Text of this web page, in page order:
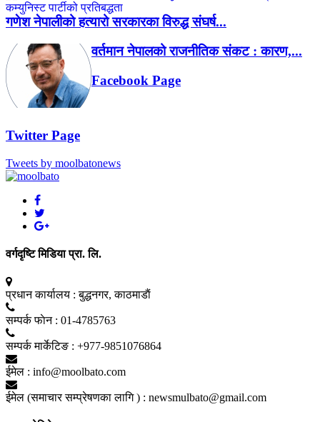
गणेश नेपालीको हत्यारो सरकारका विरुद्ध संघर्ष...
वर्तमान नेपालको राजनीतिक संकट : कारण,...
Facebook Page
Twitter Page
Tweets by moolbatonews
वर्गदृष्टि मिडिया प्रा. लि.
प्रधान कार्यालय : बुद्धनगर, काठमाडाैं
सम्पर्क फाेन : 01-4785763
सम्पर्क मार्केटिङ : +977-9851076864
ईमेल : info@moolbato.com
ईमेल (समाचार सम्प्रेषणका लागि ) : newsmulbato@gmail.com